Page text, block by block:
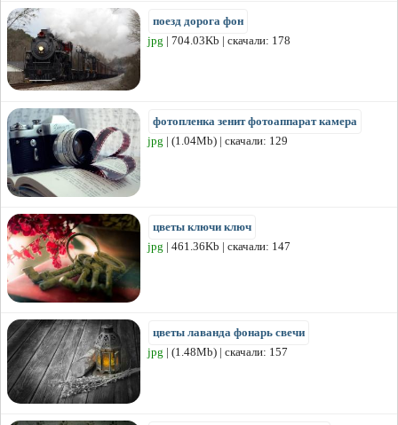
поезд дорога фон
jpg | 704.03Kb | скачали: 178
фотопленка зенит фотоаппарат камера
jpg | (1.04Mb) | скачали: 129
цветы ключи ключ
jpg | 461.36Kb | скачали: 147
цветы лаванда фонарь свечи
jpg | (1.48Mb) | скачали: 157